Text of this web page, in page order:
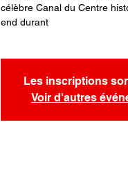
célèbre Canal du Centre
end durant
Les inscriptions
Voir d'autres